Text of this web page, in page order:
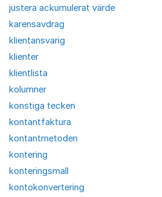
justera ackumulerat värde
karensavdrag
klientansvarig
klienter
klientlista
kolumner
konstiga tecken
kontantfaktura
kontantmetoden
kontering
konteringsmall
kontokonvertering